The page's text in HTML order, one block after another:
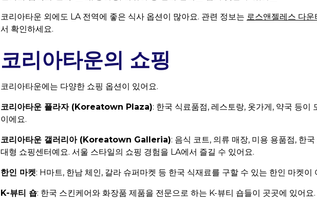
코리아타운 외에도 LA 전역에 좋은 식사 옵션이 많아요. 관련 정보는 로스앤젤레스 다
서 확인하세요.
코리아타운의 쇼핑
코리아타운에는 다양한 쇼핑 옵션이 있어요.
코리아타운 플라자 (Koreatown Plaza): 한국 식료품점, 레스토랑, 옷가게, 약국 등이
이에요.
코리아타운 갤러리아 (Koreatown Galleria): 음식 코트, 의류 매장, 미용 용품점, 한
대형 쇼핑센터예요. 서울 스타일의 쇼핑 경험을 LA에서 즐길 수 있어요.
한인 마켓: H마트, 한남 체인, 갈라 슈퍼마켓 등 한국 식재료를 구할 수 있는 한인 마켓이
K-뷰티 숍: 한국 스킨케어와 화장품 제품을 전문으로 하는 K-뷰티 숍들이 곳곳에 있어요.